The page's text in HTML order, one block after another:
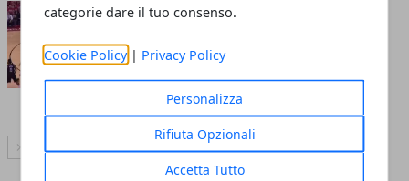
categorie dare il tuo consenso.
Cookie Policy | Privacy Policy
Personalizza
Rifiuta Opzionali
Accetta Tutto
Troppa Golden State per
Houston: 106-119 in gara 1,
Durant stellare
- 15 mag 2018
Articolo Successivo